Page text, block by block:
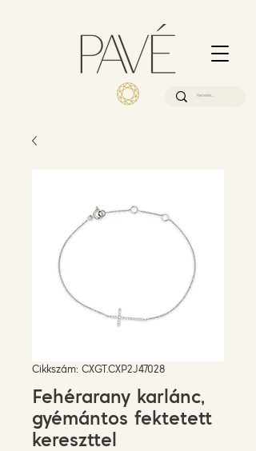
Cikkszám: CXGT.CXP2J47028
Fehérarany karlánc,
gyémántos fektetett
kereszttel